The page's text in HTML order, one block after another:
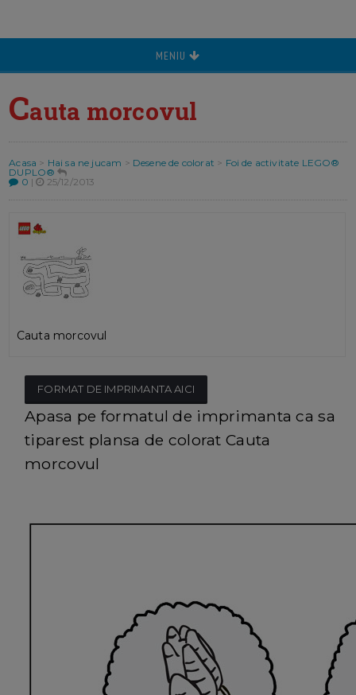
MENIU
Cauta morcovul
Acasa > Hai sa ne jucam > Desene de colorat > Foi de activitate LEGO®
DUPLO®
0 | 25/12/2013
Cauta morcovul
FORMAT DE IMPRIMANTA AICI
Apasa pe formatul de imprimanta ca sa
tiparest plansa de colorat Cauta
morcovul